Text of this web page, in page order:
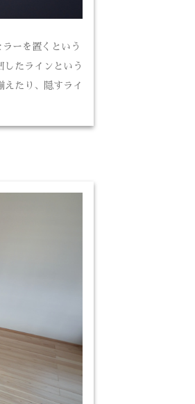
ーを置くという
たラインという
えたり、隠すライ